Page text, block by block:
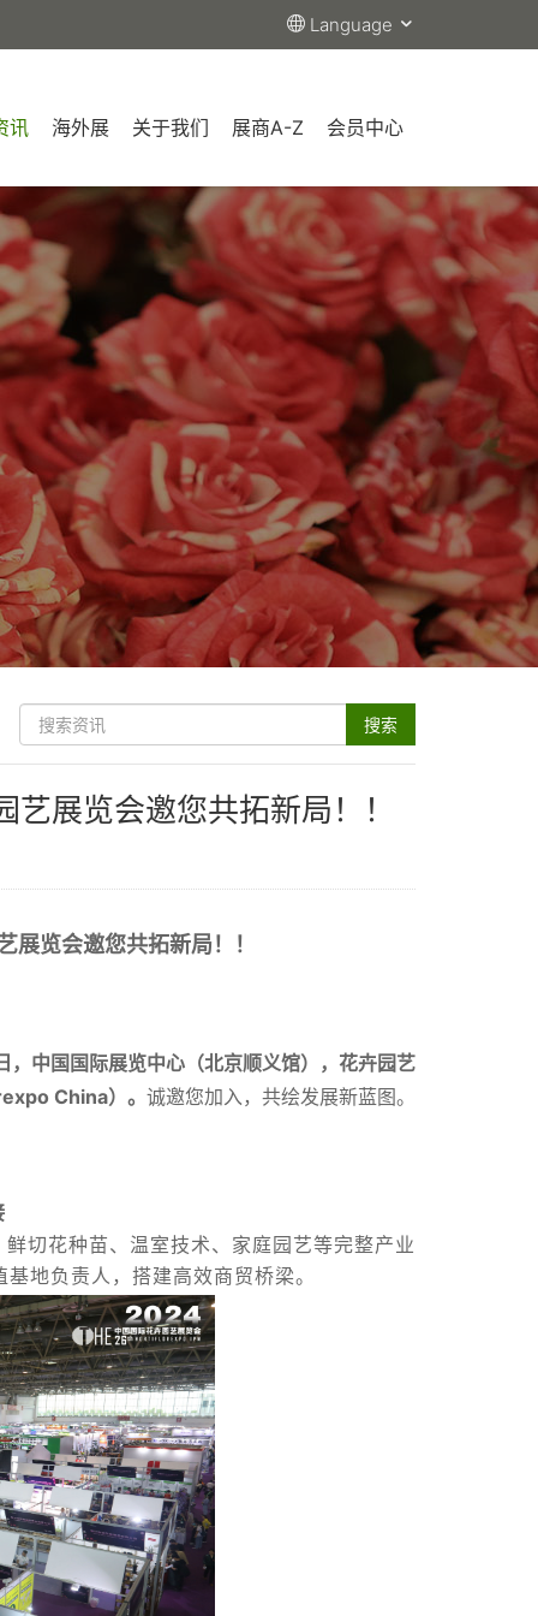
Language
讯 海外展 关于我们 展商A-Z 会员中心
展览会邀您共拓新局！！
览会邀您共拓新局！！
中国国际展览中心（北京顺义馆），花卉园艺
China）。 诚邀您加入，共绘发展新蓝图。
鲜切花种苗、温室技术、家庭园艺等完整产业
地负责人，搭建高效商贸桥梁。